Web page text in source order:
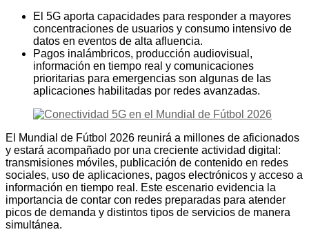
El 5G aporta capacidades para responder a mayores
concentraciones de usuarios y consumo intensivo de
datos en eventos de alta afluencia.
Pagos inalámbricos, producción audiovisual,
información en tiempo real y comunicaciones
prioritarias para emergencias son algunas de las
aplicaciones habilitadas por redes avanzadas.
El Mundial de Fútbol 2026 reunirá a millones de aficionados
y estará acompañado por una creciente actividad digital:
transmisiones móviles, publicación de contenido en redes
sociales, uso de aplicaciones, pagos electrónicos y acceso a
información en tiempo real. Este escenario evidencia la
importancia de contar con redes preparadas para atender
picos de demanda y distintos tipos de servicios de manera
simultánea.